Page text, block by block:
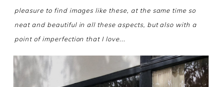
pleasure to find images like these, at the same time so
neat and beautiful in all these aspects, but also with a
point of imperfection that I love...